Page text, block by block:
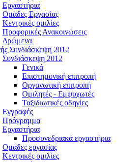
Εργαστήρια
Ομάδες Εργασίας
Κεντρικές ομιλίες
Προφορικές Ανακοινώσεις
Δρώμενα
Συνδιάσκεψη 2012
Συνδιάσκεψη 2012
Γενικά
Επιστημονική επιτροπή
Οργανωτική επιτροπή
Ομιλητές - Εμψυχωτές
Ταξιδιωτικές οδηγίες
Εγγραφές
Πρόγραμμα
Εργαστήρια
Προσυνεδριακά εργαστήρια
Ομάδες εργασίας
Κεντρικές ομιλίες